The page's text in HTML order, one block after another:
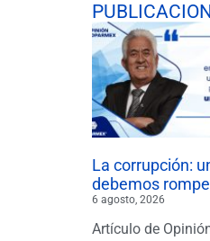
La corrupción:
debemos
6 agosto, 2026
Artículo de